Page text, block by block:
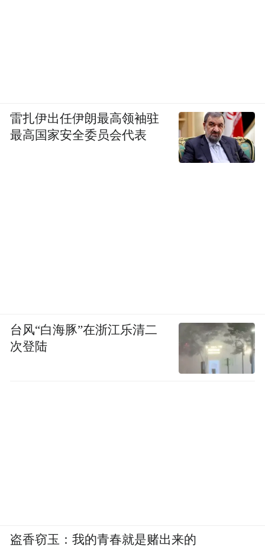
雷扎伊出任伊朗最高领袖驻
最高国家安全委员会代表
台风“白海豚”在浙江乐清二
次登陆
盗香窃玉：我的青春就是赌出来的